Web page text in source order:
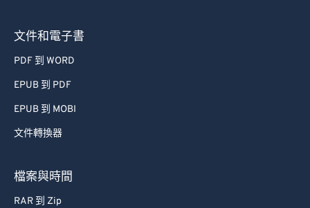
文件和電子書
PDF 到 WORD
EPUB 到 PDF
EPUB 到 MOBI
文件轉換器
檔案與時間
RAR 到 Zip